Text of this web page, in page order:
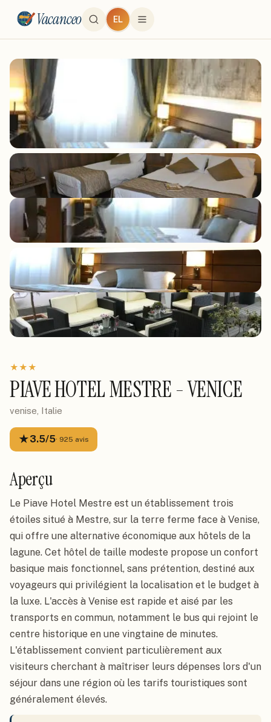
Vacanceo EL
★★★
PIAVE HOTEL MESTRE - VENICE
venise, Italie
★3.5/5· 925 avis
Aperçu
Le Piave Hotel Mestre est un établissement trois
étoiles situé à Mestre, sur la terre ferme face à Venise,
qui offre une alternative économique aux hôtels de la
lagune. Cet hôtel de taille modeste propose un confort
basique mais fonctionnel, sans prétention, destiné aux
voyageurs qui privilégient la localisation et le budget à
la luxe. L'accès à Venise est rapide et aisé par les
transports en commun, notamment le bus qui rejoint le
centre historique en une vingtaine de minutes.
L'établissement convient particulièrement aux
visiteurs cherchant à maîtriser leurs dépenses lors d'un
séjour dans une région où les tarifs touristiques sont
généralement élevés.